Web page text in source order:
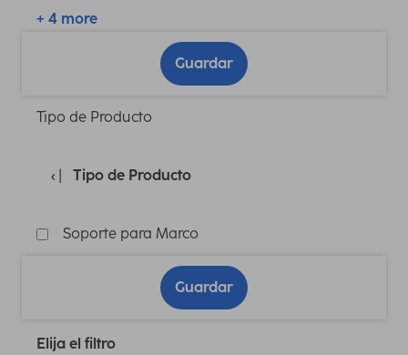
+ 4 more
Guardar
Tipo de Producto
Tipo de Producto
Soporte para Marco
Guardar
Elija el filtro